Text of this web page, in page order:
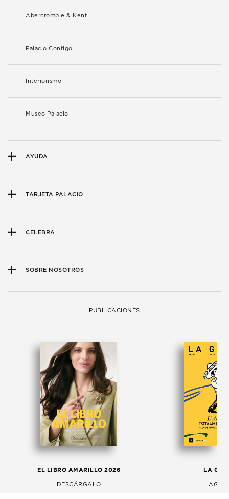
Abercrombie & Kent
Palacio Contigo
Interiorismo
Museo Palacio
AYUDA
TARJETA PALACIO
CELEBRA
SOBRE NOSOTROS
PUBLICACIONES
EL LIBRO AMARILLO 2026
DESCÁRGALO
LA